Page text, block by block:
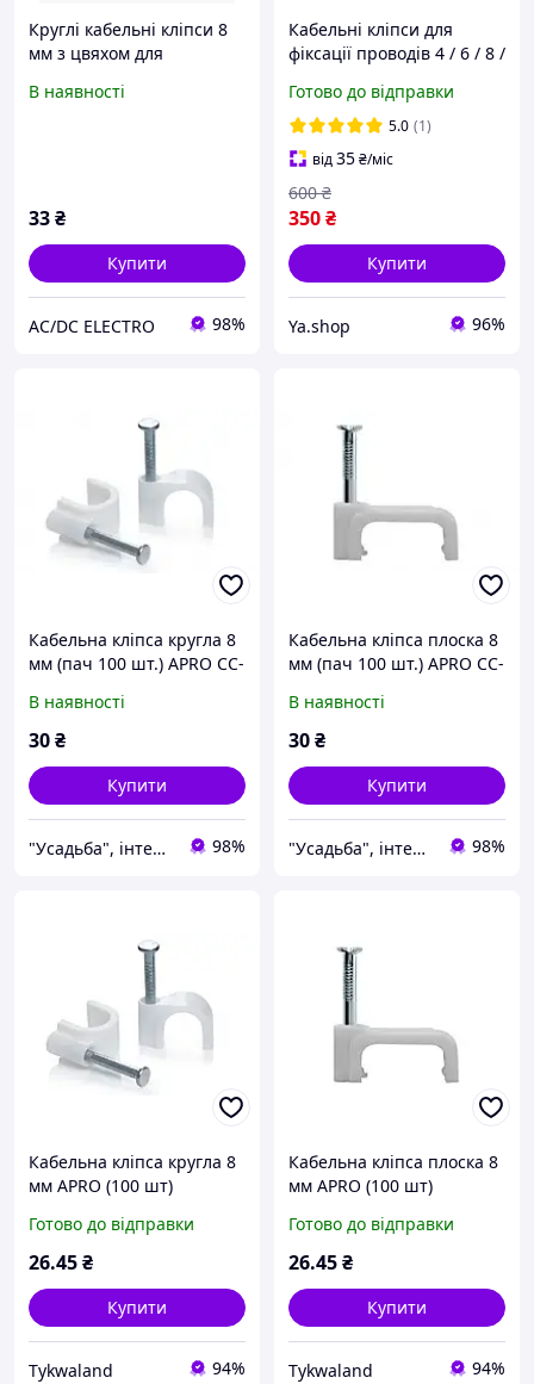
Круглі кабельні кліпси 8
мм з цвяхом для
(100шт/упак)
В наявності
33₴
Купити
AC/DC ELECTRO 98%
Кабельні кліпси для
фіксації проводів 4 / 6 / 8 /
кожен розмір)
Готово до відправки
5.0 (1)
від35₴/міс
350₴
600 ₴
Купити
Ya.shop 96%
Кабельна кліпса кругла 8
мм (пач 100 шт.) APRO CC-
В наявності
30₴
Купити
"Усадьба", інтернет-магазин 98%
Кабельна кліпса плоска 8
мм (пач 100 шт.) APRO CC-
В наявності
30₴
Купити
"Усадьба", інтернет-магазин 98%
Кабельна кліпса кругла 8
мм APRO (100 шт)
Готово до відправки
26.45₴
Купити
Tykwaland 94%
Кабельна кліпса плоска 8
мм APRO (100 шт)
Готово до відправки
26.45₴
Купити
Tykwaland 94%